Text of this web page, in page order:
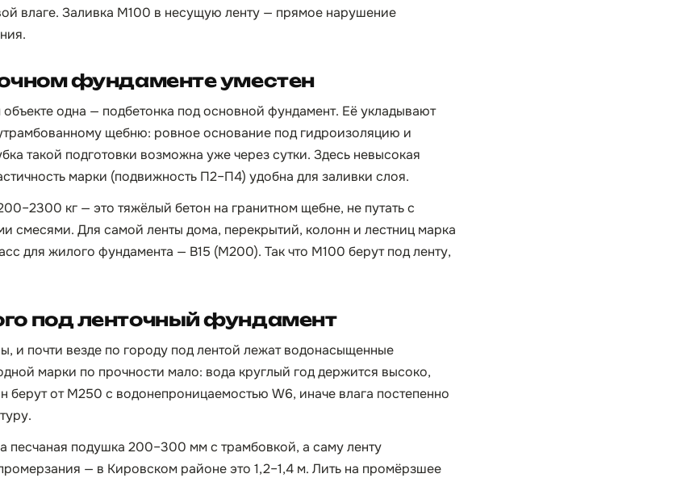
влаге. Заливка М100 в несущую ленту — прямое нарушение
фундаменте уместен
одна — подбетонка под основной фундамент. Её укладывают
щебню: ровное основание под гидроизоляцию и
такой подготовки возможна уже через сутки. Здесь невысокая
марки (подвижность П2–П4) удобна для заливки слоя.
кг — это тяжёлый бетон на гранитном щебне, не путать с
смесями. Для самой ленты дома, перекрытий, колонн и лестниц марка
для жилого фундамента — B15 (М200). Так что М100 берут под ленту,
под ленточный фундамент
и почти везде по городу под лентой лежат водонасыщенные
марки по прочности мало: вода круглый год держится высоко,
берут от М250 с водонепроницаемостью W6, иначе влага постепенно
песчаная подушка 200–300 мм с трамбовкой, а саму ленту
— в Кировском районе это 1,2–1,4 м. Лить на промёрзшее